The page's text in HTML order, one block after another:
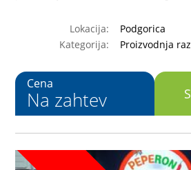
Lokacija:
Podgorica
Kategorija:
Proizvodnja
Cena
Na zahtev